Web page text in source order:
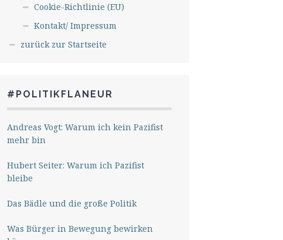
Cookie-Richtlinie (EU)
Kontakt/ Impressum
zurück zur Startseite
#POLITIKFLANEUR
Andreas Vogt: Warum ich kein Pazifist
mehr bin
Hubert Seiter: Warum ich Pazifist
bleibe
Das Bädle und die große Politik
Was Bürger in Bewegung bewirken